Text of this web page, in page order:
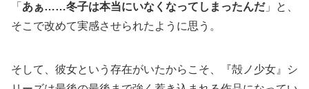
「 あぁ……冬子は本当にいなくなってしまったんだ」と、
そこで改めて実感させられたように思う。
そして、彼女という存在がいたからこそ、『殻ノ少女』シ